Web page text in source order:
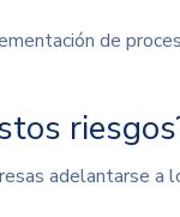
de
adelantarse a